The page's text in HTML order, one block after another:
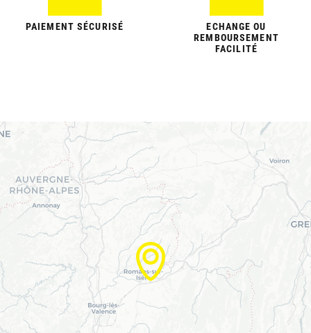
PAIEMENT SÉCURISÉ
ECHANGE OU
REMBOURSEMENT
FACILITÉ